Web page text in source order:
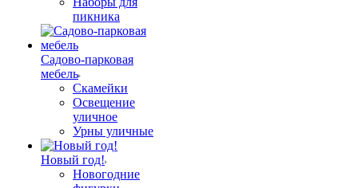
пикника
Садово-парковая
мебель
Скамейки
Освещение
уличное
Урны уличные
Новый год!
Новогодние